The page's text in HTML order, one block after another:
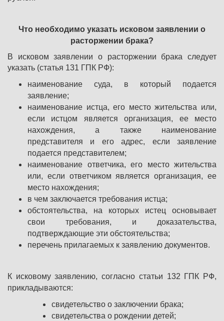
Что необходимо указать исковом заявлении о
расторжении брака?
В исковом заявлении о расторжении брака следует
указать (статья 131 ГПК РФ):
наименование суда, в который подается
заявление;
наименование истца, его место жительства или,
если истцом является организация, ее место
нахождения, а также наименование
представителя и его адрес, если заявление
подается представителем;
наименование ответчика, его место жительства
или, если ответчиком является организация, ее
место нахождения;
в чем заключается требования истца;
обстоятельства, на которых истец основывает
свои требования, и доказательства,
подтверждающие эти обстоятельства;
перечень прилагаемых к заявлению документов.
К исковому заявлению, согласно статьи 132 ГПК РФ,
прикладываются:
свидетельство о заключении брака;
свидетельства о рождении детей;